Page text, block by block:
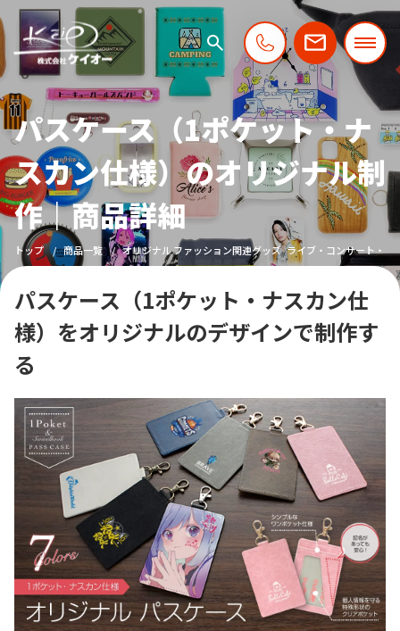
パスケース（1ポケット・ナ
スカン仕様）のオリジナル制
作｜商品詳細
トップ 商品一覧 オリジナル ファッション関連グッズ ライブ・コンサート・フ
パスケース（1ポケット・ナスカン仕
様）をオリジナルのデザインで制作す
る